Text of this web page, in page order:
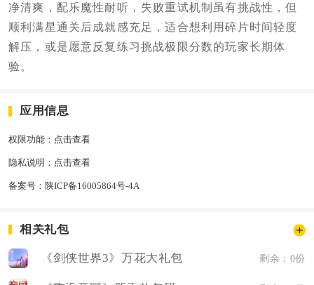
净清爽，配乐魔性耐听，失败重试机制虽有挑战性，但
顺利满星通关后成就感充足，适合想利用碎片时间轻度
解压，或是愿意反复练习挑战极限分数的玩家长期体
验。
应用信息
权限功能： 点击查看
隐私说明： 点击查看
备案号： 陕ICP备16005864号-4A
相关礼包
《剑侠世界3》万花大礼包 剩余：0份